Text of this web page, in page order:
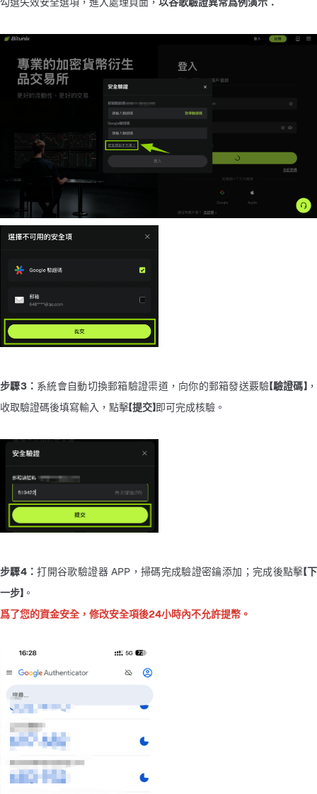
步驟3： 系統會自動切換郵箱驗證渠道，向你的郵箱發送覈驗【驗證碼】 ，
收取驗證碼後填寫輸入，點擊【提交】即可完成核驗。
步驟4：打開谷歌驗證器 APP，掃碼完成驗證密鑰添加；完成後點擊【下
一步】 。
爲了您的資金安全，修改安全項後24小時內不允許提幣。